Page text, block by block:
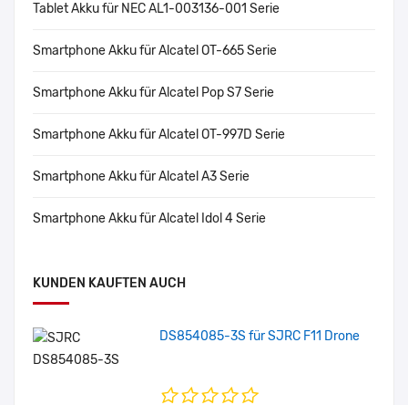
Tablet Akku für NEC AL1-003136-001 Serie
Smartphone Akku für Alcatel OT-665 Serie
Smartphone Akku für Alcatel Pop S7 Serie
Smartphone Akku für Alcatel OT-997D Serie
Smartphone Akku für Alcatel A3 Serie
Smartphone Akku für Alcatel Idol 4 Serie
KUNDEN KAUFTEN AUCH
DS854085-3S für SJRC F11 Drone